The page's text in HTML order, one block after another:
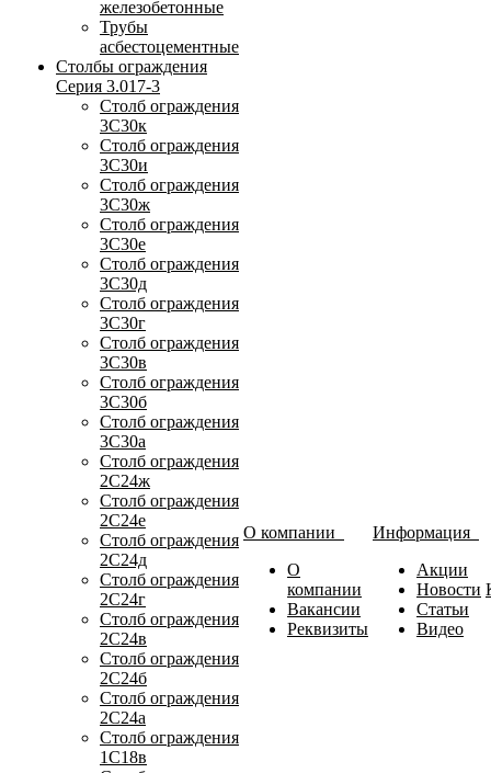
железобетонные
Трубы
асбестоцементные
Столбы ограждения
Серия 3.017-3
Столб ограждения
3С30к
Столб ограждения
3С30и
Столб ограждения
3С30ж
Столб ограждения
3С30е
Столб ограждения
3С30д
Столб ограждения
3С30г
Столб ограждения
3С30в
Столб ограждения
3С30б
Столб ограждения
3С30а
Столб ограждения
2С24ж
Столб ограждения
2С24е
Столб ограждения
2С24д
Столб ограждения
2С24г
Столб ограждения
2С24в
Столб ограждения
2С24б
Столб ограждения
2С24а
Столб ограждения
1С18в
О компании
О
компании
Вакансии
Реквизиты
Информация
Акции
Новости
Статьи
Видео